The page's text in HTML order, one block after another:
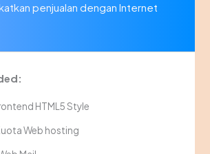
penjualan dengan Internet
HTML5 Style
Web hosting